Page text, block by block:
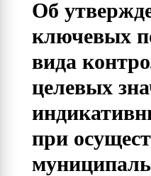
Об
ключевых
вида
целевых
при